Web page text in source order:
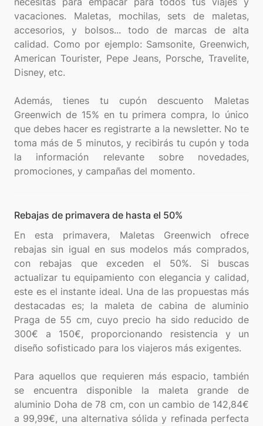
vacaciones. Maletas, mochilas, sets de maletas,
accesorios, y bolsos... todo de marcas de alta
calidad. Como por ejemplo: Samsonite, Greenwich,
American Tourister, Pepe Jeans, Porsche, Travelite,
Disney, etc.
Además, tienes tu cupón descuento Maletas
Greenwich de 15% en tu primera compra, lo único
que debes hacer es registrarte a la newsletter. No te
toma más de 5 minutos, y recibirás tu cupón y toda
la información relevante sobre novedades,
Rebajas de primavera de hasta el 50%
En esta primavera, Maletas Greenwich ofrece
rebajas sin igual en sus modelos más comprados,
con rebajas que exceden el 50%. Si buscas
actualizar tu equipamiento con elegancia y calidad,
este es el instante ideal. Una de las propuestas más
destacadas es; la maleta de cabina de aluminio
Praga de 55 cm, cuyo precio ha sido reducido de
300€ a 150€, proporcionando resistencia y un
diseño sofisticado para los viajeros más exigentes.
Para aquellos que requieren más espacio, también
se encuentra disponible la maleta grande de
aluminio Doha de 78 cm, con un cambio de 142,84€
a 99,99€, una alternativa sólida y refinada perfecta